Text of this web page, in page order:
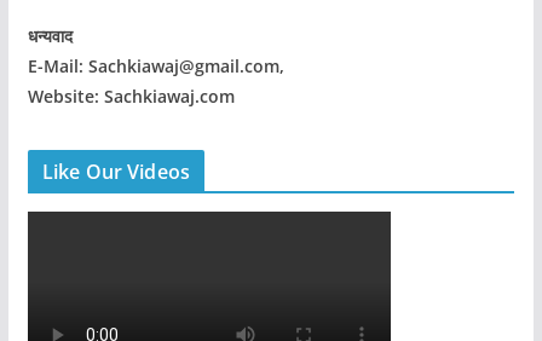
धन्यवाद
E-Mail: Sachkiawaj@gmail.com,
Website: Sachkiawaj.com
Like Our Videos